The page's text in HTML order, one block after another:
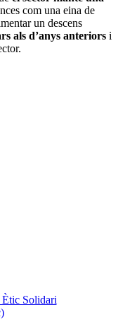
com una eina de
un descens
als d’anys anteriors i
Ètic Solidari